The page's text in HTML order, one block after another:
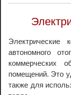
Электрические
автономного
коммерческих
помещений. Это
также для